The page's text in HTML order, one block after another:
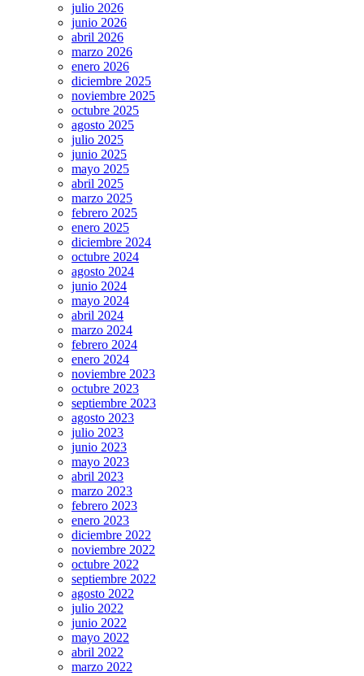
julio 2026
junio 2026
abril 2026
marzo 2026
enero 2026
diciembre 2025
noviembre 2025
octubre 2025
agosto 2025
julio 2025
junio 2025
mayo 2025
abril 2025
marzo 2025
febrero 2025
enero 2025
diciembre 2024
octubre 2024
agosto 2024
junio 2024
mayo 2024
abril 2024
marzo 2024
febrero 2024
enero 2024
noviembre 2023
octubre 2023
septiembre 2023
agosto 2023
julio 2023
junio 2023
mayo 2023
abril 2023
marzo 2023
febrero 2023
enero 2023
diciembre 2022
noviembre 2022
octubre 2022
septiembre 2022
agosto 2022
julio 2022
junio 2022
mayo 2022
abril 2022
marzo 2022